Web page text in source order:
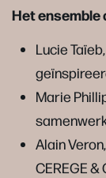
Het ensemble
Lucie
Marie
Alain
CEREGE